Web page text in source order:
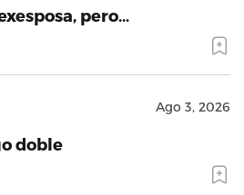
pero…
Ago 3, 2026
doble